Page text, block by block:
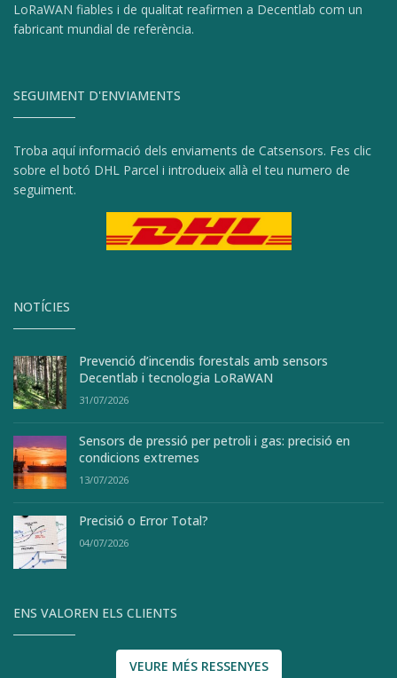
LoRaWAN fiables i de qualitat reafirmen a Decentlab com un
fabricant mundial de referència.
SEGUIMENT D'ENVIAMENTS
Troba aquí informació dels enviaments de Catsensors. Fes clic
sobre el botó DHL Parcel i introdueix allà el teu numero de
seguiment.
NOTÍCIES
Prevenció d’incendis forestals amb sensors
Decentlab i tecnologia LoRaWAN
31/07/2026
Sensors de pressió per petroli i gas: precisió en
condicions extremes
13/07/2026
Precisió o Error Total?
04/07/2026
ENS VALOREN ELS CLIENTS
VEURE MÉS RESSENYES